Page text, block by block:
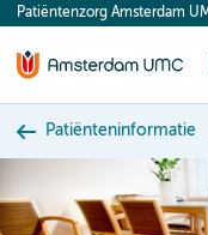
content
Patiëntenzorg Amsterdam
Patiënteninformatie